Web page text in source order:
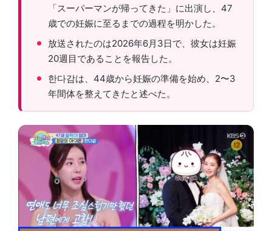
「スーパーマンが帰ってきた」に出演し、47
歳での妊娠に至るまでの過程を明かした。
放送されたのは2026年6月3日で、彼女は妊娠
20週目であることを報告した。
한다감は、44歳から妊娠の準備を始め、2〜3
年間体を整えてきたと述べた。